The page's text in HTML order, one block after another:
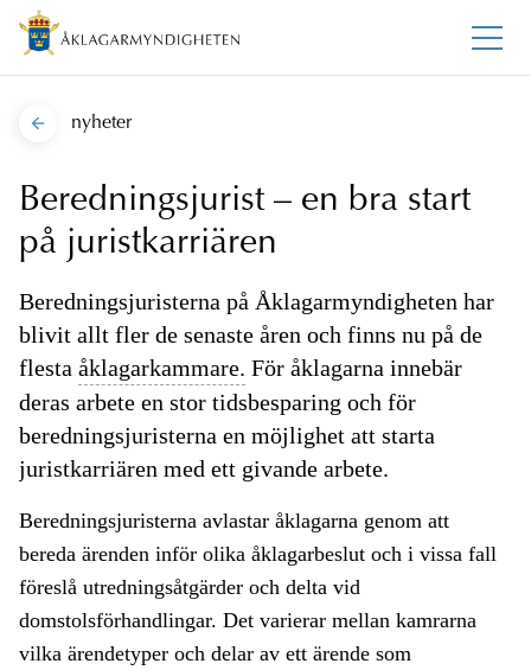
nyheter
Beredningsjurist – en bra start
på juristkarriären
Beredningsjuristerna på Åklagarmyndigheten har
blivit allt fler de senaste åren och finns nu på de
flesta åklagarkammare. För åklagarna innebär
deras arbete en stor tidsbesparing och för
beredningsjuristerna en möjlighet att starta
juristkarriären med ett givande arbete.
Beredningsjuristerna avlastar åklagarna genom att
bereda ärenden inför olika åklagarbeslut och i vissa fall
föreslå utredningsåtgärder och delta vid
domstolsförhandlingar. Det varierar mellan kamrarna
vilka ärendetyper och delar av ett ärende som